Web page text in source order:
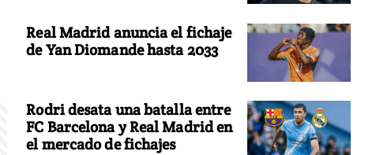
Real Madrid anuncia el fichaje
de Yan Diomande hasta 2033
Rodri desata una batalla entre
FC Barcelona y Real Madrid en
el mercado de fichajes